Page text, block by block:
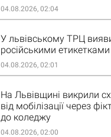
04.08.2026, 02:04
У львівському ТРЦ
російськими етикетками
04.08.2026, 02:01
На Львівщині викрили
від мобілізації через
до коледжу
04.08.2026, 02:00